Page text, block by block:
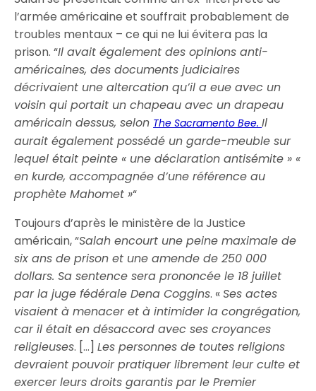
l’armée américaine et souffrait probablement de
troubles mentaux – ce qui ne lui évitera pas la
prison. “Il avait également des opinions anti-
américaines, des documents judiciaires
décrivaient une altercation qu’il a eue avec un
voisin qui portait un chapeau avec un drapeau
américain dessus, selon The Sacramento Bee.Il
aurait également possédé un garde-meuble sur
lequel était peinte « une déclaration antisémite » «
en kurde, accompagnée d’une référence au
prophète Mahomet »“
Toujours d’après le ministère de la Justice
américain, “Salah encourt une peine maximale de
six ans de prison et une amende de 250 000
dollars. Sa sentence sera prononcée le 18 juillet
par la juge fédérale Dena Coggins. «Ses actes
visaient à menacer et à intimider la congrégation,
car il était en désaccord avec ses croyances
religieuses. […]Les personnes de toutes religions
devraient pouvoir pratiquer librement leur culte et
exercer leurs droits garantis par le Premier